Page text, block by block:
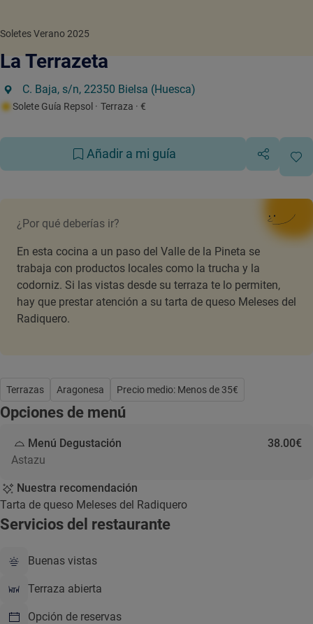
Soletes Verano 2025
La Terrazeta
C. Baja, s/n, 22350 Bielsa (Huesca)
Solete Guía Repsol · Terraza · €
Añadir a mi guía
¿Por qué deberías ir?
En esta cocina a un paso del Valle de la Pineta se
trabaja con productos locales como la trucha y la
codorniz. Si las vistas desde su terraza te lo permiten,
hay que prestar atención a su tarta de queso Meleses del
Radiquero.
Terrazas Aragonesa Precio medio: Menos de 35€
Opciones de menú
Menú Degustación
38.00€
Astazu
Nuestra recomendación
Tarta de queso Meleses del Radiquero
Servicios del restaurante
Buenas vistas
Terraza abierta
Opción de reservas